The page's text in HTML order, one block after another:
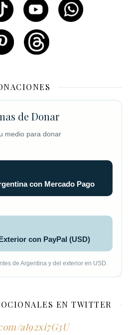
de Donar
medio para donar
con Mercado Pago
con PayPal (USD)
de Argentina y del exterior en USD.
EN TWITTER
aI92xi7G3U